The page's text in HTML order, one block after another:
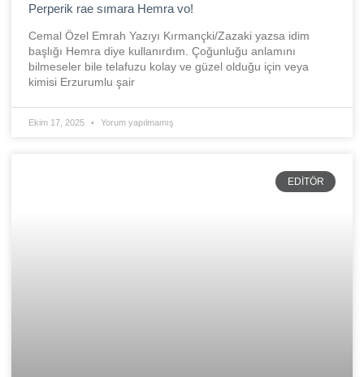
Perperik rae sımara Hemra vo!
Cemal Özel Emrah Yazıyı Kırmançki/Zazaki yazsa idim
başlığı Hemra diye kullanırdım. Çoğunluğu anlamını
bilmeseler bile telafuzu kolay ve güzel olduğu için veya
kimisi Erzurumlu şair
Ekim 17, 2025 Yorum yapılmamış
EDITÖR